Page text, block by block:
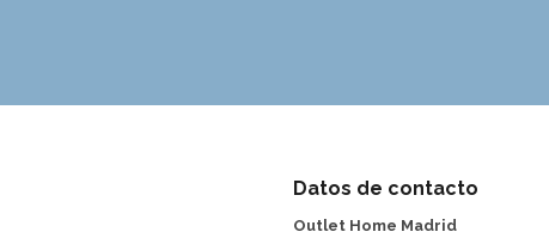
Datos de contacto
Outlet Home Madrid